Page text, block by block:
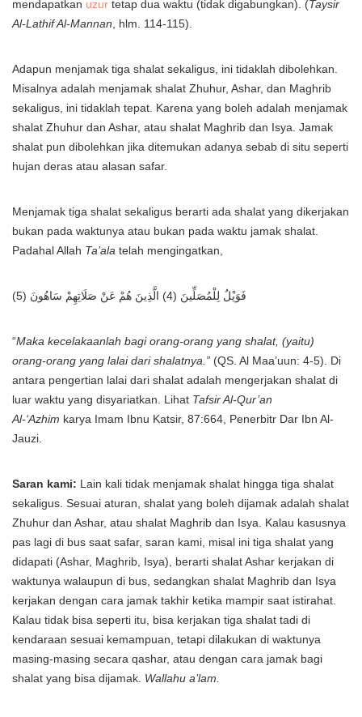
mendapatkan uzur tetap dua waktu (tidak digabungkan). (Taysir
Al-Lathif Al-Mannan , hlm. 114-115).
Adapun menjamak tiga shalat sekaligus, ini tidaklah dibolehkan.
Misalnya adalah menjamak shalat Zhuhur, Ashar, dan Maghrib
sekaligus, ini tidaklah tepat. Karena yang boleh adalah menjamak
shalat Zhuhur dan Ashar, atau shalat Maghrib dan Isya. Jamak
shalat pun dibolehkan jika ditemukan adanya sebab di situ seperti
hujan deras atau alasan safar.
Menjamak tiga shalat sekaligus berarti ada shalat yang dikerjakan
bukan pada waktunya atau bukan pada waktu jamak shalat.
Padahal Allah Ta’ala telah mengingatkan,
فَوَيْلٌ لِلْمُصَلِّينَ (4) الَّذِينَ هُمْ عَنْ صَلَاتِهِمْ سَاهُونَ (5)
“Maka kecelakaanlah bagi orang-orang yang shalat, (yaitu)
orang-orang yang lalai dari shalatnya.” (QS. Al Maa’uun: 4-5). Di
antara pengertian lalai dari shalat adalah mengerjakan shalat di
luar waktu yang disyariatkan. Lihat Tafsir Al-Qur’an
Al-‘Azhim karya Imam Ibnu Katsir, 87:664, Penerbitr Dar Ibn Al-
Jauzi.
Saran kami: Lain kali tidak menjamak shalat hingga tiga shalat
sekaligus. Sesuai aturan, shalat yang boleh dijamak adalah shalat
Zhuhur dan Ashar, atau shalat Maghrib dan Isya. Kalau kasusnya
pas lagi di bus saat safar, saran kami, misal ini tiga shalat yang
didapati (Ashar, Maghrib, Isya), berarti shalat Ashar kerjakan di
waktunya walaupun di bus, sedangkan shalat Maghrib dan Isya
kerjakan dengan cara jamak takhir ketika mampir saat istirahat.
Kalau tidak bisa seperti itu, bisa kerjakan tiga shalat tadi di
kendaraan sesuai kemampuan, tetapi dilakukan di waktunya
masing-masing secara qashar, atau dengan cara jamak bagi
shalat yang bisa dijamak. Wallahu a’lam.